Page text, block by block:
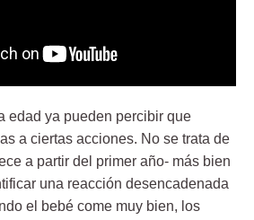
edad ya pueden percibir que
a ciertas acciones. No se trata de
a partir del primer año- más bien
una reacción desencadenada
el bebé come muy bien, los